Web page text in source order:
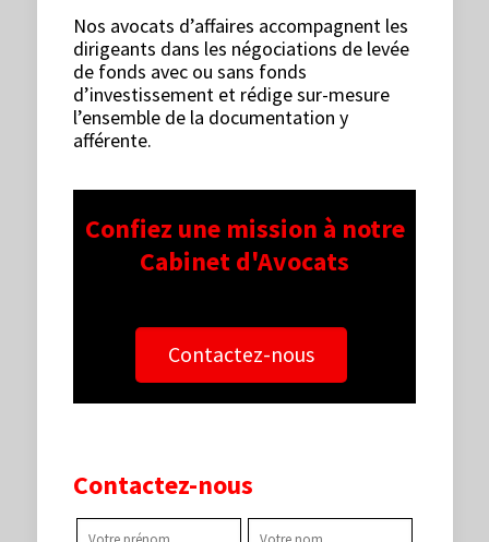
Nos avocats d’affaires accompagnent les
dirigeants dans les négociations de levée
de fonds avec ou sans fonds
d’investissement et rédige sur-mesure
l’ensemble de la documentation y
afférente.
Confiez une mission à notre
Cabinet d'Avocats
Contactez-nous
Contactez-nous